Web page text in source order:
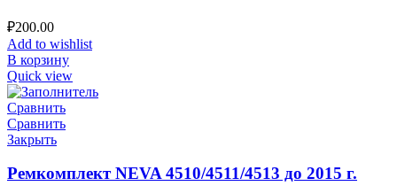
₽200.00
Add to wishlist
В корзину
Quick view
Сравнить
Сравнить
Закрыть
Ремкомплект NEVA 4510/4511/4513 до 2015 г.